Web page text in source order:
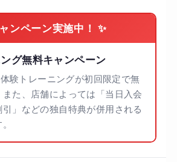
ンペーン実施中！ ✨
グ無料キャンペーン
験トレーニングが初回限定で無
た、店舗によっては「当日入会
」などの独自特典が併用される